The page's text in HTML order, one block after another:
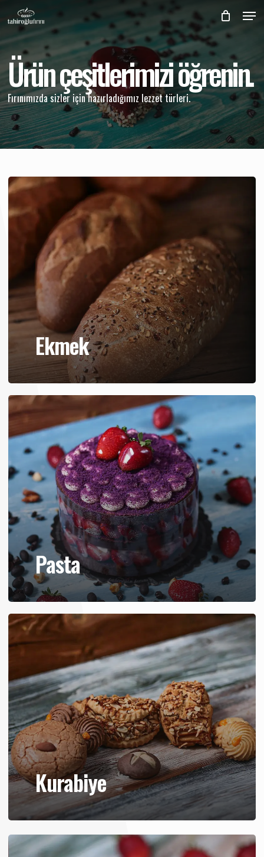
main
content
Ürünçeşitlerimiziöğrenin.
Fırınımızda sizler için hazırladığımız lezzet türleri.
Ekmek
Pasta
Kurabiye